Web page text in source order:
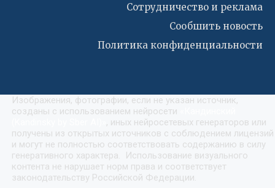
Сотрудничество и реклама
Сообшить новость
Политика конфиденциальности
Изображения, фотографии, если не указан источник,
созданы с использованием нейросети
, иных нейросетевых генераторов или
получены из открытых источников с соблюдением лицензий
и могут не полностью соответствовать содержанию в силу
генеративного характера. Использование визуального
контента не нарушает норм права и соответствует
законодательству Российской Федерации.